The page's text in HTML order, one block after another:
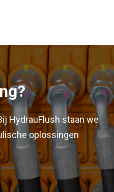
HydrauFlush staan we
oplossingen